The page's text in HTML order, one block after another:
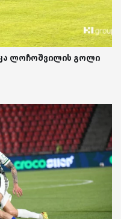
ლოჩოშვილის გოლი